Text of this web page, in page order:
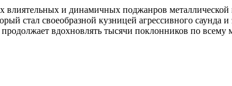
и динамичных поджанров
стал своеобразной кузницей агрессивного саунда
вдохновлять тысячи поклонников по всему